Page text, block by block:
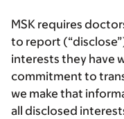
MSK requires
to report
interests they have
commitment to
we make that
all disclosed